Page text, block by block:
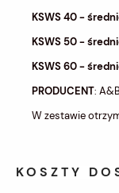
KSWS 40 -
KSWS 50 -
KSWS 60 -
PRODUCENT:
W zestawie
KOSZTY